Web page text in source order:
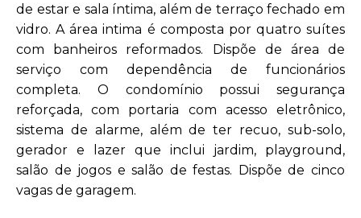
de estar e sala íntima, além de terraço fechado em
vidro. A área intima é composta por quatro suítes
com banheiros reformados. Dispõe de área de
serviço com dependência de funcionários
completa. O condomínio possui segurança
reforçada, com portaria com acesso eletrônico,
sistema de alarme, além de ter recuo, sub-solo,
gerador e lazer que inclui jardim, playground,
salão de jogos e salão de festas. Dispõe de cinco
vagas de garagem.